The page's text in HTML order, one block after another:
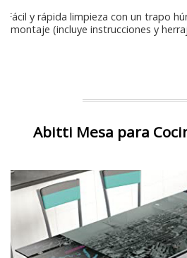
Fácil y rápida limpieza con un trapo
montaje (incluye instrucciones y
Abitti Mesa para